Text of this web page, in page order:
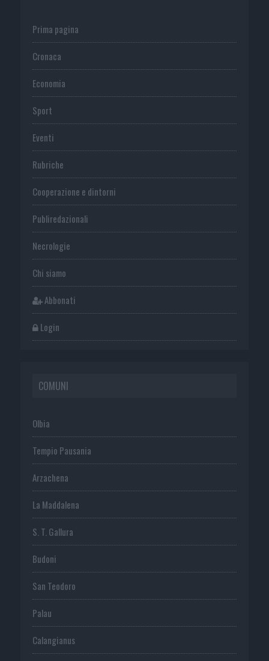
Prima pagina
Cronaca
Economia
Sport
Eventi
Rubriche
Cooperazione e dintorni
Publiredazionali
Necrologie
Chi siamo
Abbonati
Login
COMUNI
Olbia
Tempio Pausania
Arzachena
La Maddalena
S. T. Gallura
Budoni
San Teodoro
Palau
Calangianus